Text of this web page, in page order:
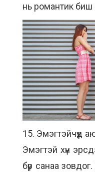
нь романтик биш
15. Эмэгтэйчүүд
Эмэгтэй хүн
бүр санаа